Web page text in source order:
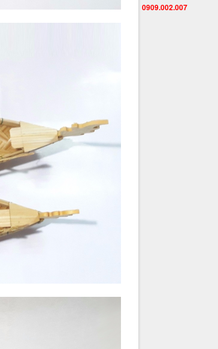
0909.002.007